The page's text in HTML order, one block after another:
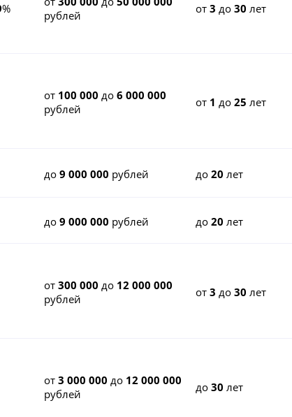
%
рублей
от3 до30 лет
от 100 000 до6 000 000
рублей
от 1 до25 лет
до9 000 000 рублей до20 лет
до9 000 000 рублей до20 лет
от300 000 до 12 000 000
рублей
от3 до30 лет
от3 000 000 до 12 000 000
рублей
до30 лет